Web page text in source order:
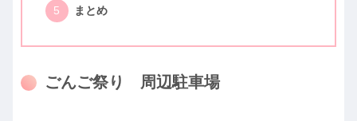
まとめ
ごんご祭り 周辺駐車場